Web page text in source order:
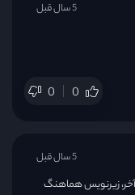
0 0
5 سال قبل
زیرنویس هماهنگ
5 سال قبل